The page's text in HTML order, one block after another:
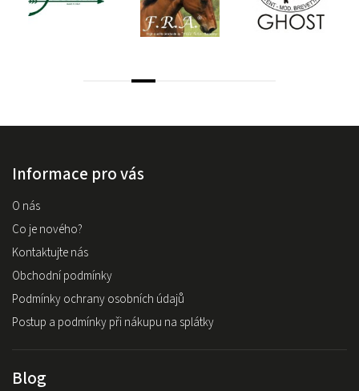
Informace pro vás
O nás
Co je nového?
Kontaktujte nás
Obchodní podmínky
Podmínky ochrany osobních údajů
Postup a podmínky při nákupu na splátky
Blog